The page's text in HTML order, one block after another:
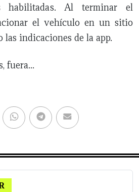
habilitadas. Al terminar el
el vehículo en un sitio
indicaciones de la app.
fuera…